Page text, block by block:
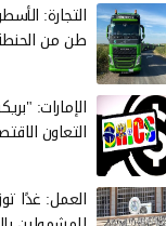
طن من
الإمارات:
التعاون
العمل: غدًا